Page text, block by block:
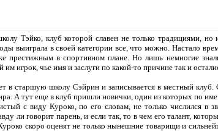
Тэйко, клуб которой славен не только традициями, но
выиграла в своей категории все, что можно. Настало
престижным в спортивном плане. Но лишь немногие
игрок, чье имя и заслуги по какой-то причине так и
в старшую школу Сэйрин и записывается в местный
А тут еще в клуб пришли новички, один из которых по
с виду Куроко, по его словам, не только числился в
ли говорит парень, и если так, то в чем его талант,
скоро оценят не только нынешние товарищи и